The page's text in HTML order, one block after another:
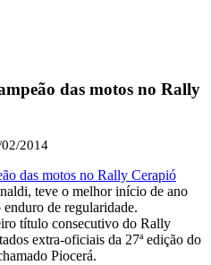
das motos no Rally
2014
teve o melhor início de ano
de regularidade.
título consecutivo do Rally
extra-oficiais da 27ª edição do
Piocerá.